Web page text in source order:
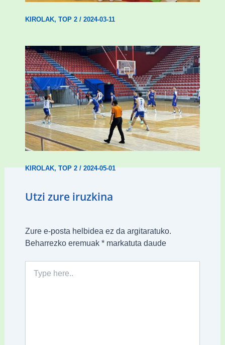
KIROLAK, TOP 2/ 2024-03-11
Gizonezkoen Tabirakoren garaipen
erosoa Unamunoren aurka (59-77)
KIROLAK,TOP 2/2024-05-01
Utzi zure iruzkina
Zure e-posta helbidea ez da argitaratuko.
Beharrezko eremuak *markatuta daude
here..